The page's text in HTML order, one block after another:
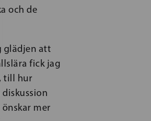
och de
glädjen att
fick jag
till hur
mer